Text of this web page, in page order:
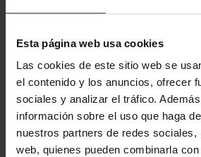
Esta página web usa cookies
Las cookies de este sitio web se
el contenido y los anuncios, ofrecer
sociales y analizar el tráfico.
información sobre el uso que haga
nuestros partners de redes sociales,
web, quienes pueden combinarla
SUSCRIPCIÓN
CAPITALES DE
PROVINCIA 1
949,00 €
Sólo para usuarios
registrados